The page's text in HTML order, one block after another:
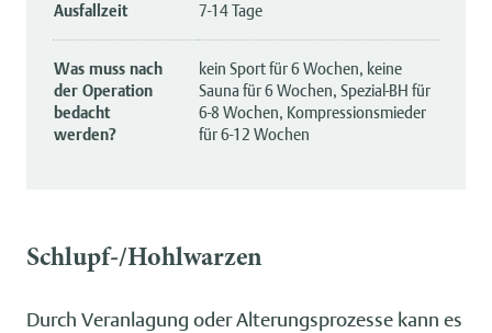
Ausfallzeit 7-14 Tage
Was muss nach
der Operation
bedacht
werden?
kein Sport für 6 Wochen, keine
Sauna für 6 Wochen, Spezial-BH für
6-8 Wochen, Kompressionsmieder
für 6-12 Wochen
Schlupf-/Hohlwarzen
Durch Veranlagung oder Alterungsprozesse kann es